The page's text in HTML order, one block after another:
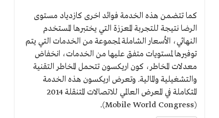
كما تتضمن هذه الخدمة فوائد اخرى كازدياد مستوى
الرضا نتيجة للتجربة المعززة التي يختبرها المستخدم
النهائي، الأسعار الشاملة لمجموعة من الخدمات التي يتم
توفيرها لمستويات متفق عليها من الخدمات، انخفاض
معدلات المخاطر، كون اريكسون تتحمل المخاطر التقنية
والتشغيلية والمالية. وتعرض اريكسون هذه الخدمة
المتكاملة في المعرض العالمي للاتصالات المتنقلة 2014
(Mobile World Congress).